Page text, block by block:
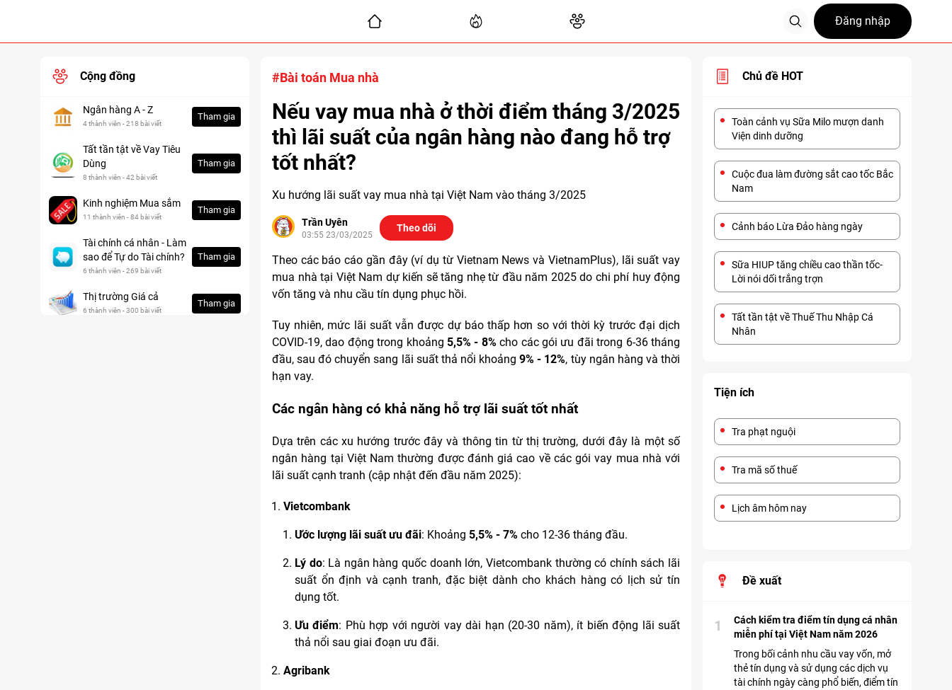
Đăng nhập
Cộng đồng
Ngân hàng A - Z
4 thành viên - 218 bài viết
Tham gia
Tất tần tật về Vay Tiêu
Dùng
8 thành viên - 42 bài viết
Tham gia
Kinh nghiệm Mua sắm
11 thành viên - 84 bài viết
Tham gia
Tài chính cá nhân - Làm
sao để Tự do Tài chính?
6 thành viên - 269 bài viết
Tham gia
Thị trường Giá cả
6 thành viên - 300 bài viết
Tham gia
#Bài toán Mua nhà
Nếu vay mua nhà ở thời điểm tháng 3/2025
thì lãi suất của ngân hàng nào đang hỗ trợ
tốt nhất?
Xu hướng lãi suất vay mua nhà tại Việt Nam vào tháng 3/2025
Trần Uyên
03:55 23/03/2025
Theo dõi
Theo các báo cáo gần đây (ví dụ từ Vietnam News và VietnamPlus), lãi suất vay
mua nhà tại Việt Nam dự kiến sẽ tăng nhẹ từ đầu năm 2025 do chi phí huy động
vốn tăng và nhu cầu tín dụng phục hồi.
Tuy nhiên, mức lãi suất vẫn được dự báo thấp hơn so với thời kỳ trước đại dịch
COVID-19, dao động trong khoảng 5,5% - 8%cho các gói ưu đãi trong 6-36 tháng
đầu, sau đó chuyển sang lãi suất thả nổi khoảng9% - 12%, tùy ngân hàng và thời
hạn vay.
Các ngân hàng có khả năng hỗ trợ lãi suất tốt nhất
Dựa trên các xu hướng trước đây và thông tin từ thị trường, dưới đây là một số
ngân hàng tại Việt Nam thường được đánh giá cao về các gói vay mua nhà với
lãi suất cạnh tranh (cập nhật đến đầu năm 2025):
Vietcombank
Ước lượng lãi suất ưu đãi: Khoảng 5,5% - 7% cho 12-36 tháng đầu.
Lý do: Là ngân hàng quốc doanh lớn, Vietcombank thường có chính sách lãi
suất ổn định và cạnh tranh, đặc biệt dành cho khách hàng có lịch sử tín
dụng tốt.
Ưu điểm: Phù hợp với người vay dài hạn (20-30 năm), ít biến động lãi suất
thả nổi sau giai đoạn ưu đãi.
Agribank
Chủ đề HOT
Toàn cảnh vụ Sữa Milo mượn danh
Viện dinh dưỡng
Cuộc đua làm đường sắt cao tốc Bắc
Nam
Cảnh báo Lừa Đảo hàng ngày
Sữa HIUP tăng chiều cao thần tốc-
Lời nói dối trắng trợn
Tất tần tật về Thuế Thu Nhập Cá
Nhân
Tiện ích
Tra phạt nguội
Tra mã số thuế
Lịch âm hôm nay
Đề xuất
Cách kiểm tra điểm tín dụng cá nhân
miễn phí tại Việt Nam năm 2026
1
Trong bối cảnh nhu cầu vay vốn, mở
thẻ tín dụng và sử dụng các dịch vụ
tài chính ngày càng phổ biến, điểm tín